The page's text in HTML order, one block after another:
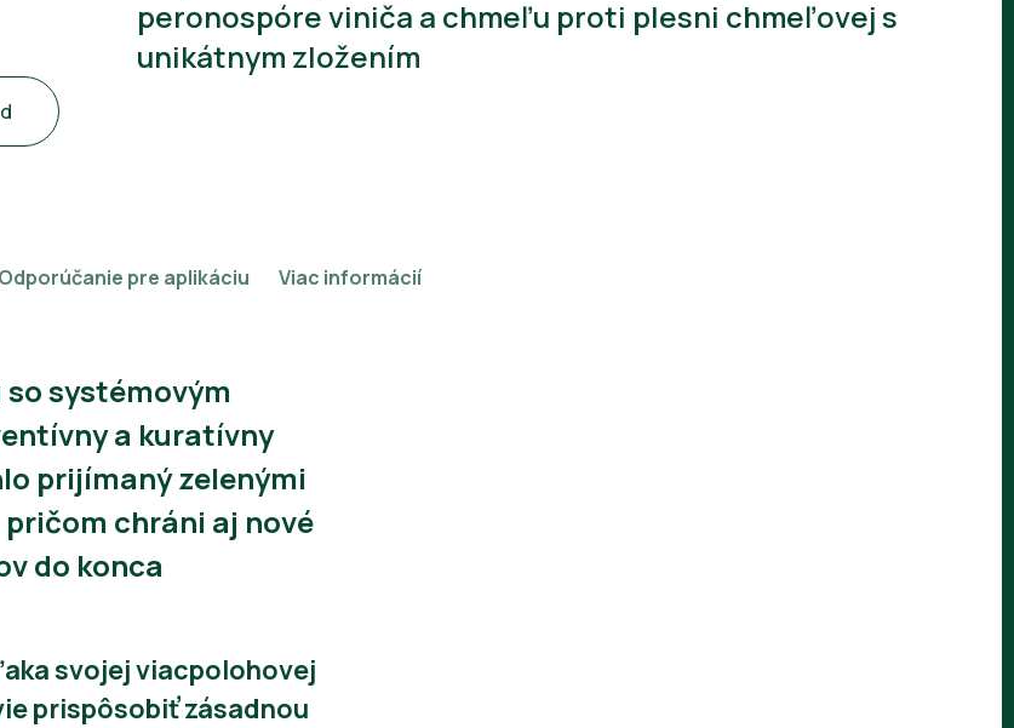
peronospóre viniča a chmeľu proti plesni chmeľovej s
unikátnym zložením
Odporúčanie pre aplikáciu Viac informácií
systémovým
a kuratívny
prijímaný zelenými
chráni aj nové
do konca
svojej viacpolohovej
prispôsobiť zásadnou